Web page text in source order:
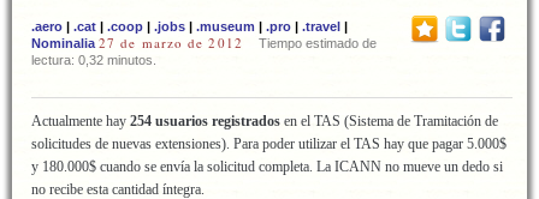
.aero | .cat | .coop | .jobs | .museum | .pro | .travel |
Nominalia 27 de marzo de 2012
Tiempo estimado de
lectura: 0,32 minutos.
Actualmente hay 254 usuarios registrados en el TAS (Sistema de Tramitación de
solicitudes de nuevas extensiones). Para poder utilizar el TAS hay que pagar 5.000$
y 180.000$ cuando se envía la solicitud completa. La ICANN no mueve un dedo si
no recibe esta cantidad íntegra.